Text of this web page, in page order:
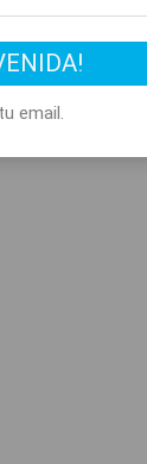
email.